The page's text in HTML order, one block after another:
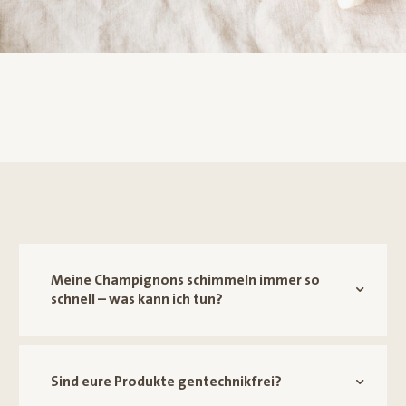
Meine Champignons schimmeln immer so
schnell – was kann ich tun?
Sind eure Produkte gentechnikfrei?